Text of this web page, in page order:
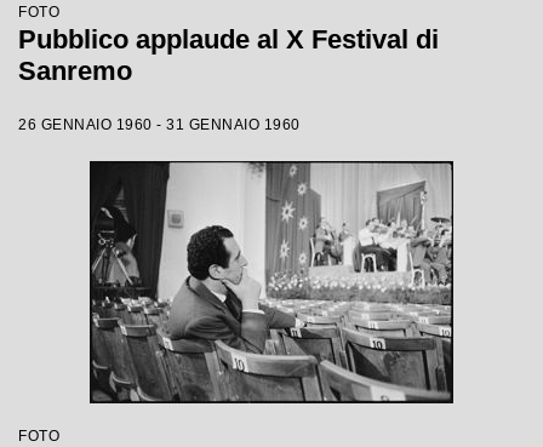
FOTO
Pubblico applaude al X Festival di
Sanremo
26 GENNAIO 1960 - 31 GENNAIO 1960
FOTO